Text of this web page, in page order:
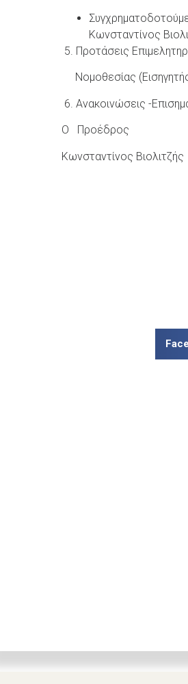
Κωνσταντίνος
5. Προτάσεις
Νομοθεσίας
6. Ανακοινώσεις -
Ο Προέδρος
Κωνσταντίνος Βιολιτζής